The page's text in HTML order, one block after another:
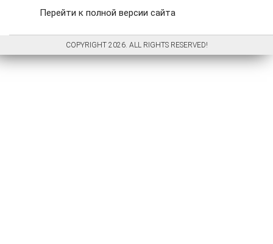
Перейти к полной версии сайта
COPYRIGHT 2026. ALL RIGHTS RESERVED!